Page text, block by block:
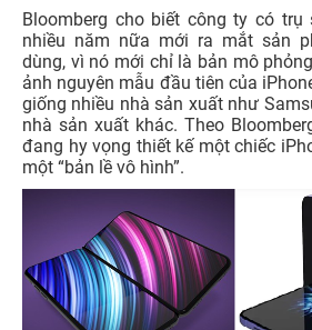
Bloomberg cho biết công ty có trụ
nhiều năm nữa mới ra mắt sản
dùng, vì nó mới chỉ là bản mô
ảnh nguyên mẫu đầu tiên của
giống nhiều nhà sản xuất như
nhà sản xuất khác. Theo
đang hy vọng thiết kế một chiếc
một “bản lề vô hình”.